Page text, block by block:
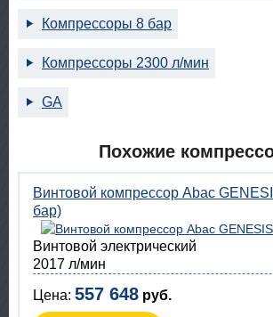
Компрессоры 8 бар
Компрессоры 2300 л/мин
GA
Похожие
Винтовой компрессор Abac
бар)
Винтовой электрический
2017 л/мин
Цена: 557 648 руб.